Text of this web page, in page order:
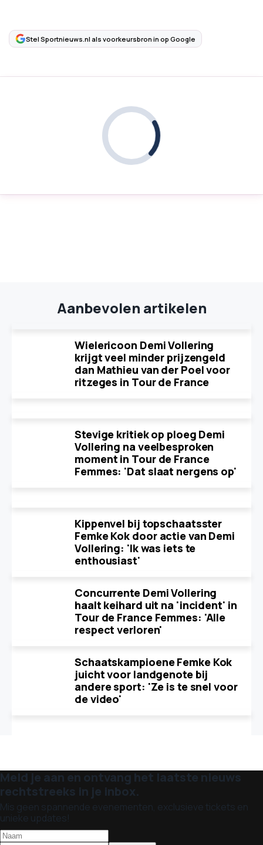
Stel Sportnieuws.nl als voorkeursbron in op Google
Aanbevolen artikelen
Wielericoon Demi Vollering
krijgt veel minder prijzengeld
dan Mathieu van der Poel voor
ritzeges in Tour de France
Stevige kritiek op ploeg Demi
Vollering na veelbesproken
moment in Tour de France
Femmes: 'Dat slaat nergens op'
Kippenvel bij topschaatsster
Femke Kok door actie van Demi
Vollering: 'Ik was iets te
enthousiast'
Concurrente Demi Vollering
haalt keihard uit na 'incident' in
Tour de France Femmes: 'Alle
respect verloren'
Schaatskampioene Femke Kok
juicht voor landgenote bij
andere sport: 'Ze is te snel voor
de video'
Meld je aan en ontvang het laatste nieuws
rechtstreeks in je inbox.
Mis geen spannende evenementen, exclusieve tickets en
unieke updates!